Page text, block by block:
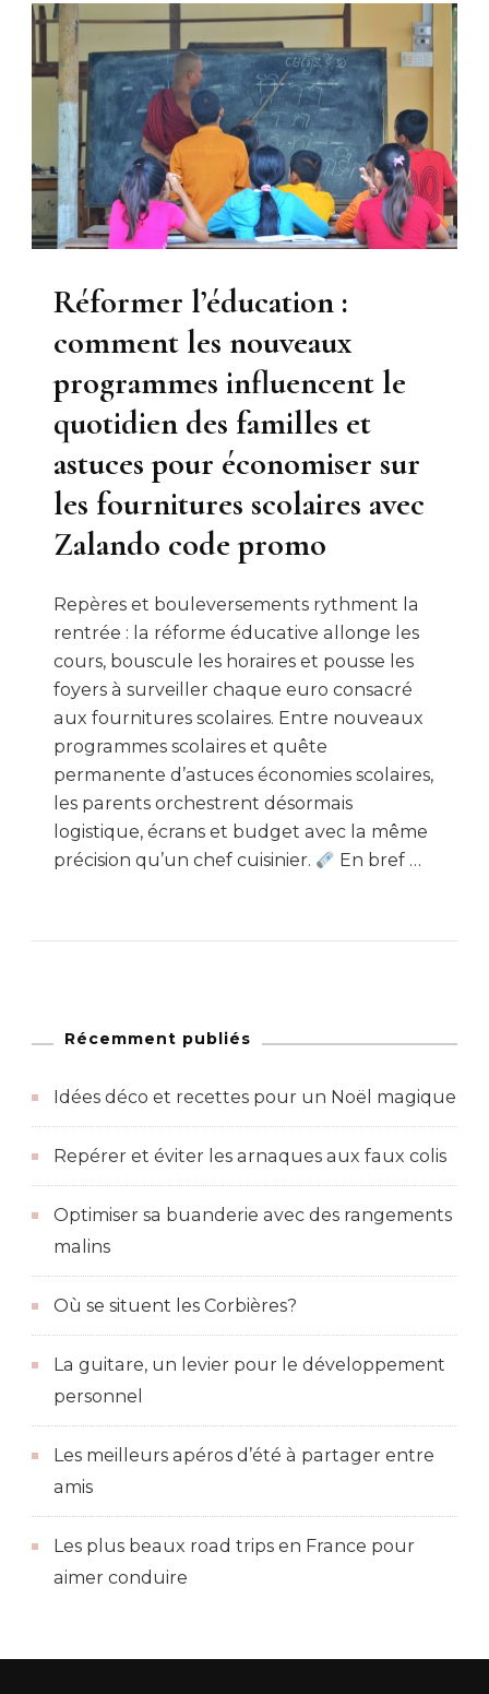
Réformer l’éducation :
comment les nouveaux
programmes influencent le
quotidien des familles et
astuces pour économiser sur
les fournitures scolaires avec
Zalando code promo
Repères et bouleversements rythment la
rentrée : la réforme éducative allonge les
cours, bouscule les horaires et pousse les
foyers à surveiller chaque euro consacré
aux fournitures scolaires. Entre nouveaux
programmes scolaires et quête
permanente d’astuces économies scolaires,
les parents orchestrent désormais
logistique, écrans et budget avec la même
précision qu’un chef cuisinier.
En bref …
Récemment publiés
Idées déco et recettes pour un Noël magique
Repérer et éviter les arnaques aux faux colis
Optimiser sa buanderie avec des rangements
malins
Où se situent les Corbières?
La guitare, un levier pour le développement
personnel
Les meilleurs apéros d’été à partager entre
amis
Les plus beaux road trips en France pour
aimer conduire